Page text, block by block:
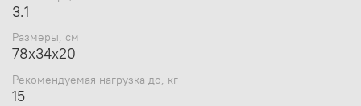
Видеообзор Tatonka Karas 70+10:
3.1
Размеры, см
78x34x20
Рекомендуемая нагрузка до, кг
15